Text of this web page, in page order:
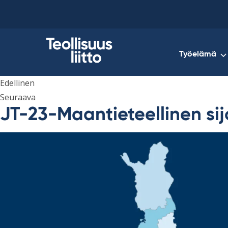
Työelämä
Edellinen
Seuraava
JT-23-Maantieteellinen